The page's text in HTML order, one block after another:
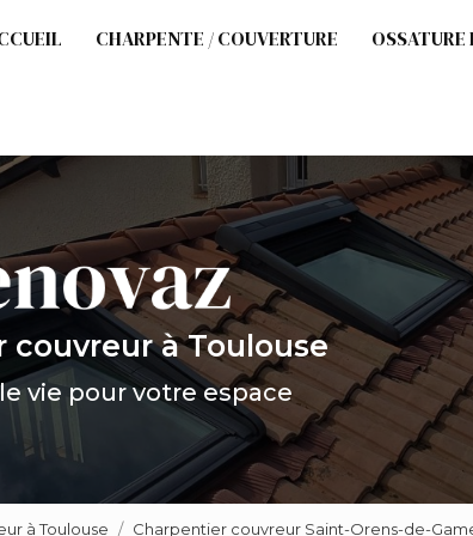
CHARPENTE / COUVERTURE OSSATURE
couvreurà Toulouse
vie pour votre espace
à Toulouse
Charpentier couvreur Saint-Orens-de-